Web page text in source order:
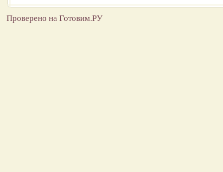
Проверено на Готовим.РУ